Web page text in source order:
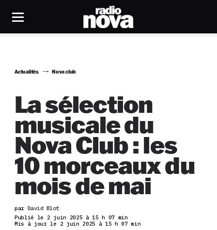
Actualités Nova club
La sélection
musicale du
Nova Club : les
10 morceaux du
mois de mai
par David Blot
Publié le 2 juin 2025 à 15 h 07 min
Mis à jour le 2 juin 2025 à 15 h 07 min